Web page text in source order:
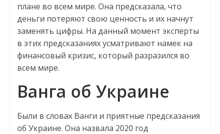
плане во всем мире. Она предсказала, что
деньги потеряют свою ценность и их начнут
заменять цифры. На данный момент эксперты
в этих предсказаниях усматривают намек на
финансовый кризис, который разразился во
всем мире.
Ванга об Украине
Были в словах Ванги и приятные предсказания
об Украине. Она назвала 2020 год